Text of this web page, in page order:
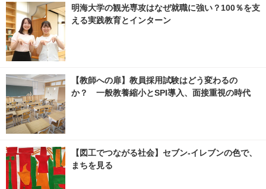
明海大学の観光専攻はなぜ就職に強い？100％を支
える実践教育とインターン
【教師への扉】教員採用試験はどう変わるの
か？ 一般教養縮小とSPI導入、面接重視の時代
【図工でつながる社会】セブン‐イレブンの色で、
まちを見る